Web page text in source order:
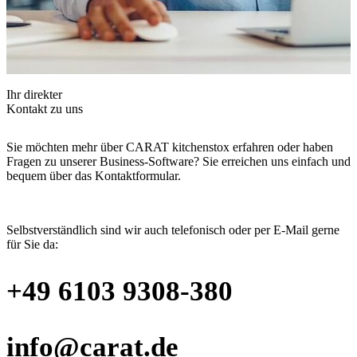
Ihr direkter
Kontakt zu uns
Sie möchten mehr über CARAT kitchenstox erfahren oder haben
Fragen zu unserer Business-Software? Sie erreichen uns einfach und
bequem über das Kontaktformular.
Selbstverständlich sind wir auch telefonisch oder per E-Mail gerne
für Sie da:
+49 6103 9308-380
info@carat.de